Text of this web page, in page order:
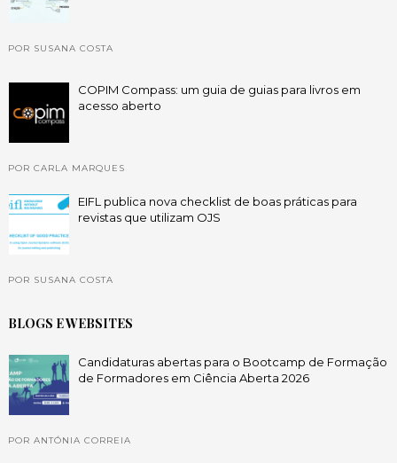
POR SUSANA COSTA
COPIM Compass: um guia de guias para livros em
acesso aberto
POR CARLA MARQUES
EIFL publica nova checklist de boas práticas para
revistas que utilizam OJS
POR SUSANA COSTA
BLOGS E WEBSITES
Candidaturas abertas para o Bootcamp de Formação
de Formadores em Ciência Aberta 2026
POR ANTÓNIA CORREIA